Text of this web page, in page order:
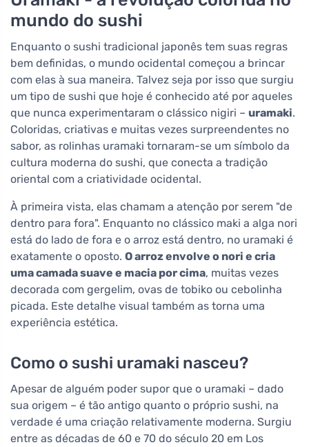
mundo do sushi
Enquanto o sushi tradicional japonês tem suas regras
bem definidas, o mundo ocidental começou a brincar
com elas à sua maneira. Talvez seja por isso que surgiu
um tipo de sushi que hoje é conhecido até por aqueles
que nunca experimentaram o clássico nigiri – uramaki.
Coloridas, criativas e muitas vezes surpreendentes no
sabor, as rolinhas uramaki tornaram-se um símbolo da
cultura moderna do sushi, que conecta a tradição
oriental com a criatividade ocidental.
À primeira vista, elas chamam a atenção por serem "de
dentro para fora". Enquanto no clássico maki a alga nori
está do lado de fora e o arroz está dentro, no uramaki é
exatamente o oposto. O arroz envolve o nori e cria
uma camada suave e macia por cima, muitas vezes
decorada com gergelim, ovas de tobiko ou cebolinha
picada. Este detalhe visual também as torna uma
experiência estética.
Como o sushi uramaki nasceu?
Apesar de alguém poder supor que o uramaki – dado
sua origem – é tão antigo quanto o próprio sushi, na
verdade é uma criação relativamente moderna. Surgiu
entre as décadas de 60 e 70 do século 20 em Los